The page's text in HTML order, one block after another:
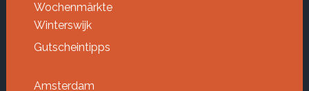
Wochenmärkte
Winterswijk
Gutscheintipps
Amsterdam